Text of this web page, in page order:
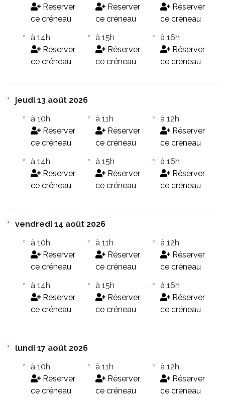
Réserver
ce créneau
Réserver
ce créneau
Réserver
ce créneau
à 14h
Réserver
ce créneau
à 15h
Réserver
ce créneau
à 16h
Réserver
ce créneau
jeudi 13 août 2026
à 10h
Réserver
ce créneau
à 11h
Réserver
ce créneau
à 12h
Réserver
ce créneau
à 14h
Réserver
ce créneau
à 15h
Réserver
ce créneau
à 16h
Réserver
ce créneau
vendredi 14 août 2026
à 10h
Réserver
ce créneau
à 11h
Réserver
ce créneau
à 12h
Réserver
ce créneau
à 14h
Réserver
ce créneau
à 15h
Réserver
ce créneau
à 16h
Réserver
ce créneau
lundi 17 août 2026
à 10h
Réserver
ce créneau
à 11h
Réserver
ce créneau
à 12h
Réserver
ce créneau